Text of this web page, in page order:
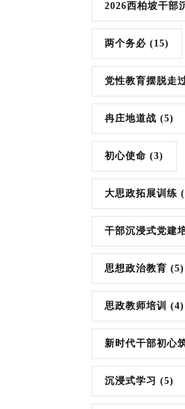
2026西柏坡干部
两个务必 (15)
党性教育摆脱走
冉庄地道战 (5)
初心使命 (3)
大思政拓展训练
干部沉浸式党建
思想政治教育 (5)
思政教师培训 (4)
新时代干部初心
沉浸式学习 (5)